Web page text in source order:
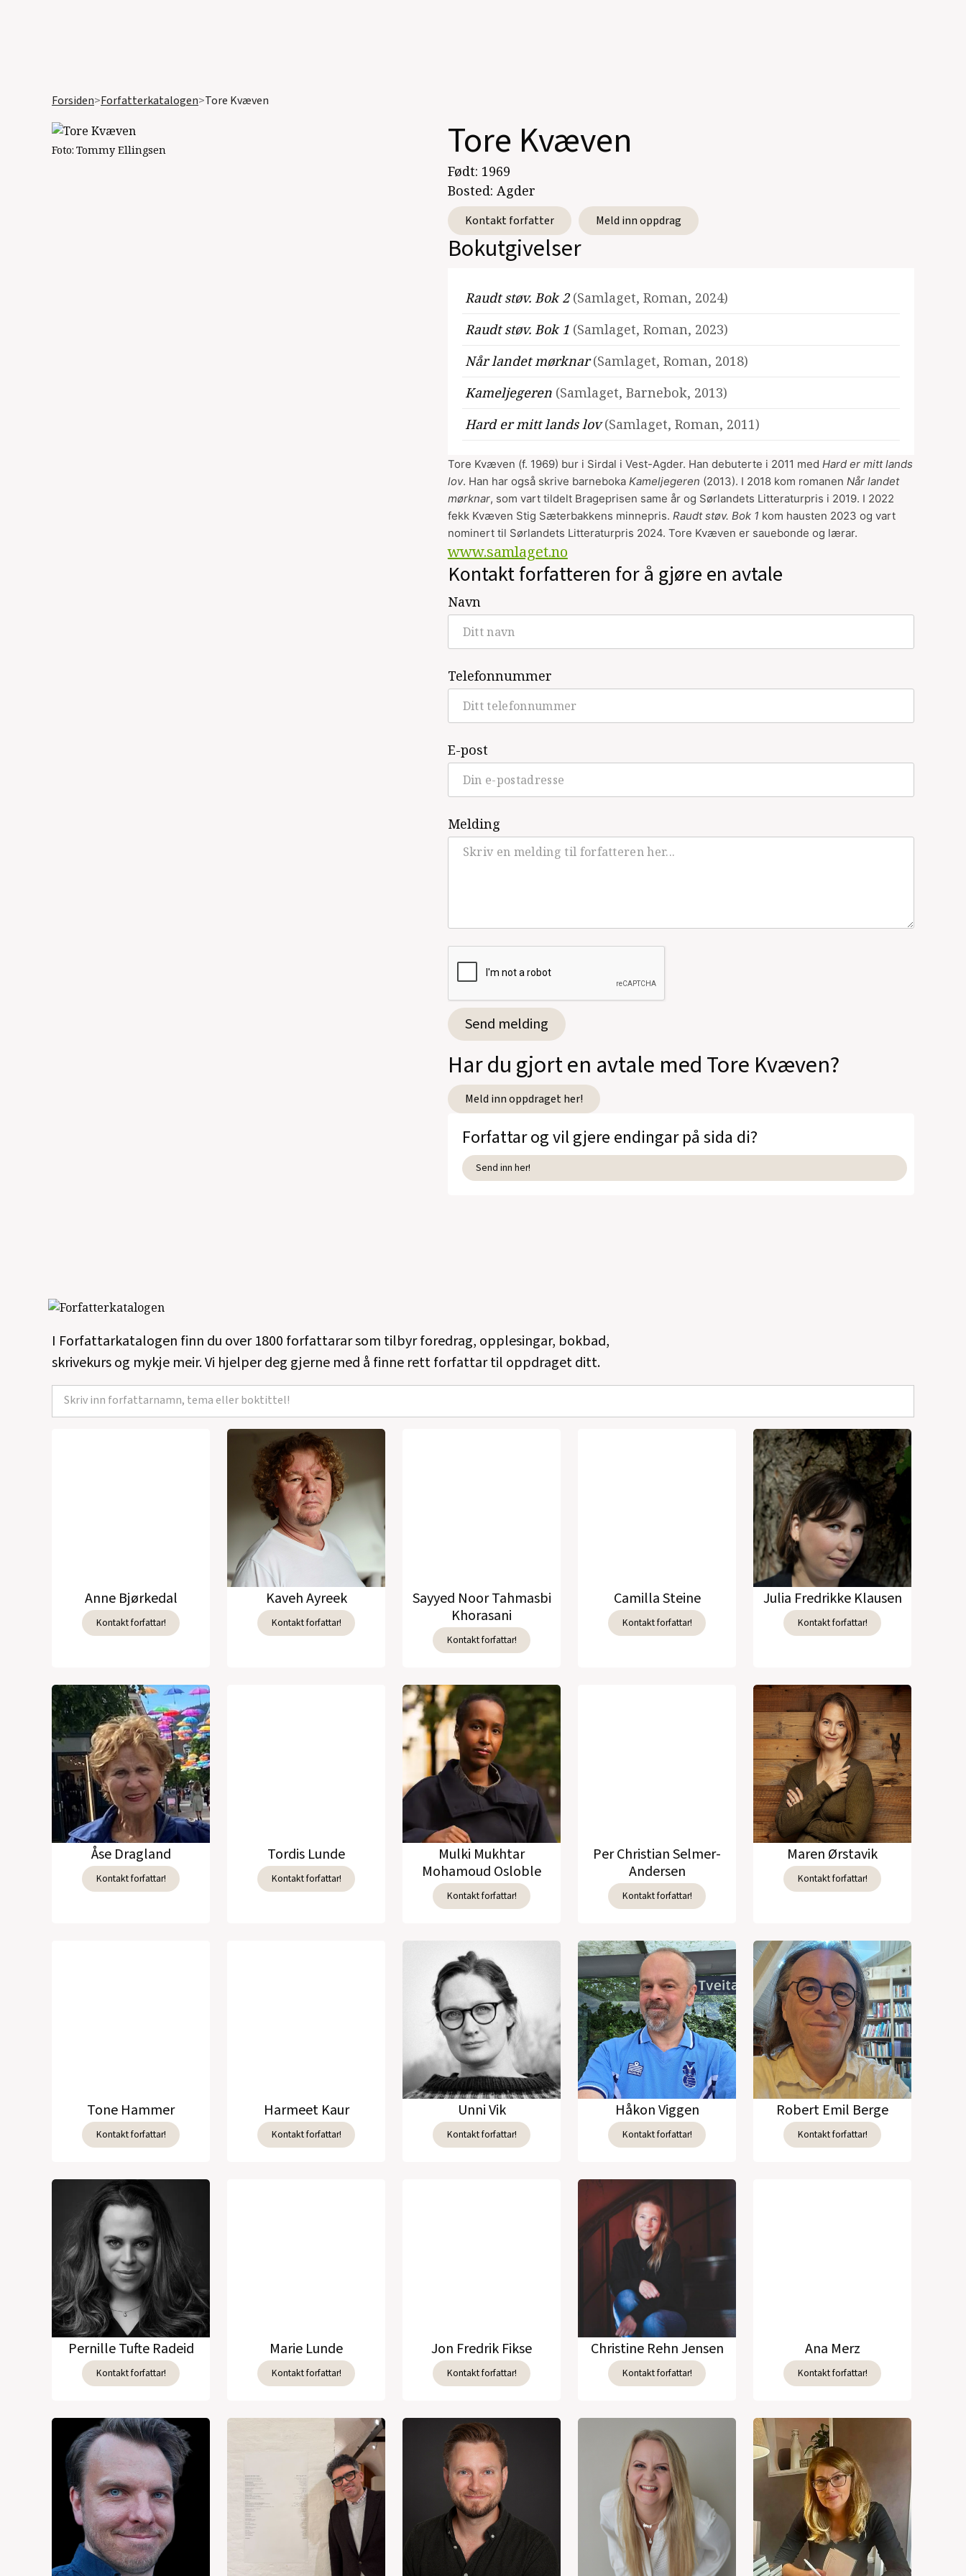
Forsiden>Forfatterkatalogen>Tore Kvæven
Foto: Tommy Ellingsen Tore Kvæven
Født: 1969
Bosted: Agder
Kontakt forfatter Meld inn oppdrag
Bokutgivelser
Raudt støv. Bok 2 (Samlaget, Roman, 2024)
Raudt støv. Bok 1 (Samlaget, Roman, 2023)
Når landet mørknar(Samlaget, Roman, 2018)
Kameljegeren (Samlaget, Barnebok, 2013)
Hard er mitt lands lov(Samlaget, Roman, 2011)
Tore Kvæven (f. 1969) bur i Sirdal i Vest-Agder. Han debuterte i 2011 med Hard er mitt lands
lov. Han har også skrive barneboka Kameljegeren (2013). I 2018 kom romanen Når landet
mørknar, som vart tildelt Brageprisen same år og Sørlandets Litteraturpris i 2019. I 2022
fekk Kvæven Stig Sæterbakkens minnepris. Raudt støv. Bok 1 kom hausten 2023 og vart
nominert til Sørlandets Litteraturpris 2024. Tore Kvæven er sauebonde og lærar.
www.samlaget.no
Kontakt forfatteren for å gjøre en avtale
Navn
Telefonnummer
E-post
Melding
Har du gjort en avtale med Tore Kvæven?
Meld inn oppdraget her!
Forfattar og vil gjere endingar på sida di?
Send inn her!
I Forfattarkatalogen finn du over 1800 forfattarar som tilbyr foredrag, opplesingar, bokbad,
skrivekurs og mykje meir. Vi hjelper deg gjerne med å finne rett forfattar til oppdraget ditt.
Anne Bjørkedal
Kontakt forfattar!
Kaveh Ayreek
Kontakt forfattar!
Sayyed Noor Tahmasbi
Khorasani
Kontakt forfattar!
Camilla Steine
Kontakt forfattar!
Julia Fredrikke Klausen
Kontakt forfattar!
Åse Dragland
Kontakt forfattar!
Tordis Lunde
Kontakt forfattar!
Mulki Mukhtar
Mohamoud Osloble
Kontakt forfattar!
Per Christian Selmer-
Andersen
Kontakt forfattar!
Maren Ørstavik
Kontakt forfattar!
Tone Hammer
Kontakt forfattar!
Harmeet Kaur
Kontakt forfattar!
Unni Vik
Kontakt forfattar!
Håkon Viggen
Kontakt forfattar!
Robert Emil Berge
Kontakt forfattar!
Pernille Tufte Radeid
Kontakt forfattar!
Marie Lunde
Kontakt forfattar!
Jon Fredrik Fikse
Kontakt forfattar!
Christine Rehn Jensen
Kontakt forfattar!
Ana Merz
Kontakt forfattar!